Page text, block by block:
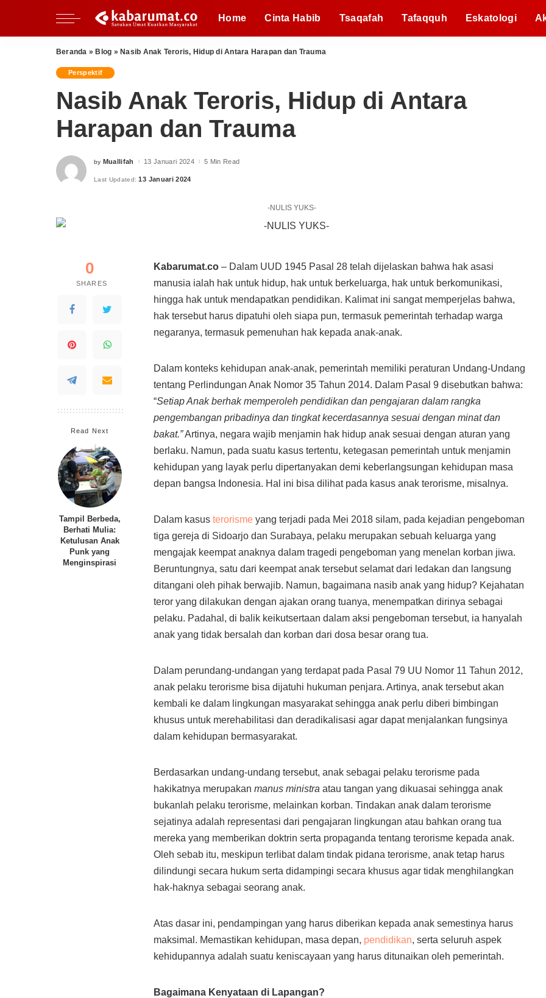
Home Cinta Habib Tsaqafah Tafaqquh Eskatologi
Regional
Al Quds
Perspektif
Pesantren
Perempuan
Milenial
Kupi
Regional
Perspektif
Milenial
Kupi
Beranda » Blog » Nasib Anak Teroris, Hidup di Antara Harapan dan Trauma
Perspektif
Nasib Anak Teroris, Hidup di Antara
Harapan dan Trauma
Posted
by Muallifah 13 Januari 2024 5 Min Read
Last Updated: 13 Januari 2024
-NULIS YUKS-
0
SHARES
Read Next
Tampil Berbeda,
Berhati Mulia:
Ketulusan Anak
Punk yang
Menginspirasi
Kabarumat.co – Dalam UUD 1945 Pasal 28 telah dijelaskan bahwa hak asasi
manusia ialah hak untuk hidup, hak untuk berkeluarga, hak untuk berkomunikasi,
hingga hak untuk mendapatkan pendidikan. Kalimat ini sangat memperjelas bahwa,
hak tersebut harus dipatuhi oleh siapa pun, termasuk pemerintah terhadap warga
negaranya, termasuk pemenuhan hak kepada anak-anak.
Dalam konteks kehidupan anak-anak, pemerintah memiliki peraturan Undang-Undang
tentang Perlindungan Anak Nomor 35 Tahun 2014. Dalam Pasal 9 disebutkan bahwa:
“Setiap Anak berhak memperoleh pendidikan dan pengajaran dalam rangka
pengembangan pribadinya dan tingkat kecerdasannya sesuai dengan minat dan
bakat.”Artinya, negara wajib menjamin hak hidup anak sesuai dengan aturan yang
berlaku. Namun, pada suatu kasus tertentu, ketegasan pemerintah untuk menjamin
kehidupan yang layak perlu dipertanyakan demi keberlangsungan kehidupan masa
depan bangsa Indonesia. Hal ini bisa dilihat pada kasus anak terorisme, misalnya.
Dalam kasus terorisme yang terjadi pada Mei 2018 silam, pada kejadian pengeboman
tiga gereja di Sidoarjo dan Surabaya, pelaku merupakan sebuah keluarga yang
mengajak keempat anaknya dalam tragedi pengeboman yang menelan korban jiwa.
Beruntungnya, satu dari keempat anak tersebut selamat dari ledakan dan langsung
ditangani oleh pihak berwajib. Namun, bagaimana nasib anak yang hidup? Kejahatan
teror yang dilakukan dengan ajakan orang tuanya, menempatkan dirinya sebagai
pelaku. Padahal, di balik keikutsertaan dalam aksi pengeboman tersebut, ia hanyalah
anak yang tidak bersalah dan korban dari dosa besar orang tua.
Dalam perundang-undangan yang terdapat pada Pasal 79 UU Nomor 11 Tahun 2012,
anak pelaku terorisme bisa dijatuhi hukuman penjara. Artinya, anak tersebut akan
kembali ke dalam lingkungan masyarakat sehingga anak perlu diberi bimbingan
khusus untuk merehabilitasi dan deradikalisasi agar dapat menjalankan fungsinya
dalam kehidupan bermasyarakat.
Berdasarkan undang-undang tersebut, anak sebagai pelaku terorisme pada
hakikatnya merupakan manus ministra atau tangan yang dikuasai sehingga anak
bukanlah pelaku terorisme, melainkan korban. Tindakan anak dalam terorisme
sejatinya adalah representasi dari pengajaran lingkungan atau bahkan orang tua
mereka yang memberikan doktrin serta propaganda tentang terorisme kepada anak.
Oleh sebab itu, meskipun terlibat dalam tindak pidana terorisme, anak tetap harus
dilindungi secara hukum serta didampingi secara khusus agar tidak menghilangkan
hak-haknya sebagai seorang anak.
Atas dasar ini, pendampingan yang harus diberikan kepada anak semestinya harus
maksimal. Memastikan kehidupan, masa depan, pendidikan, serta seluruh aspek
kehidupannya adalah suatu keniscayaan yang harus ditunaikan oleh pemerintah.
Bagaimana Kenyataan di Lapangan?